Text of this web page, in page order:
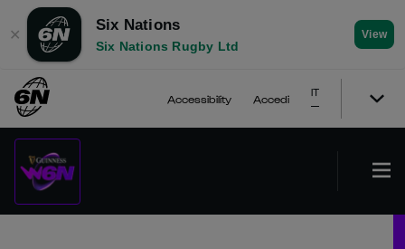
✕
Six Nations
Six Nations Rugby Ltd
View
Accessibility Accedi
IT